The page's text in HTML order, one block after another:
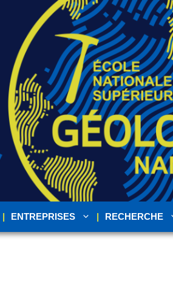
ENTREPRISES RECHERCHE